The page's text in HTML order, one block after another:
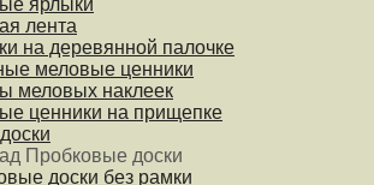
ярлыки
лента
на деревянной палочке
меловые ценники
меловых наклеек
ценники на прищепке
Пробковые доски
доски без рамки